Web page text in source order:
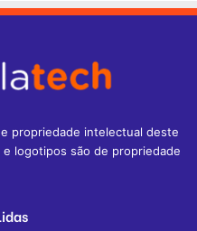
propriedade intelectual deste
logotipos são de propriedade